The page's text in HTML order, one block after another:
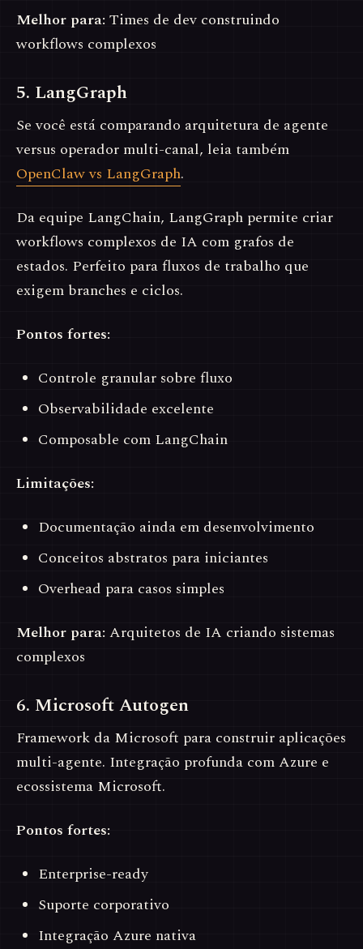
Melhor para: Times de dev construindo
workflows complexos
5. LangGraph
Se você está comparando arquitetura de agente
versus operador multi-canal, leia também
OpenClaw vs LangGraph.
Da equipe LangChain, LangGraph permite criar
workflows complexos de IA com grafos de
estados. Perfeito para fluxos de trabalho que
exigem branches e ciclos.
Pontos fortes:
Controle granular sobre fluxo
Observabilidade excelente
Composable com LangChain
Limitações:
Documentação ainda em desenvolvimento
Conceitos abstratos para iniciantes
Overhead para casos simples
Melhor para: Arquitetos de IA criando sistemas
complexos
6. Microsoft Autogen
Framework da Microsoft para construir aplicações
multi-agente. Integração profunda com Azure e
ecossistema Microsoft.
Pontos fortes:
Enterprise-ready
Suporte corporativo
Integração Azure nativa